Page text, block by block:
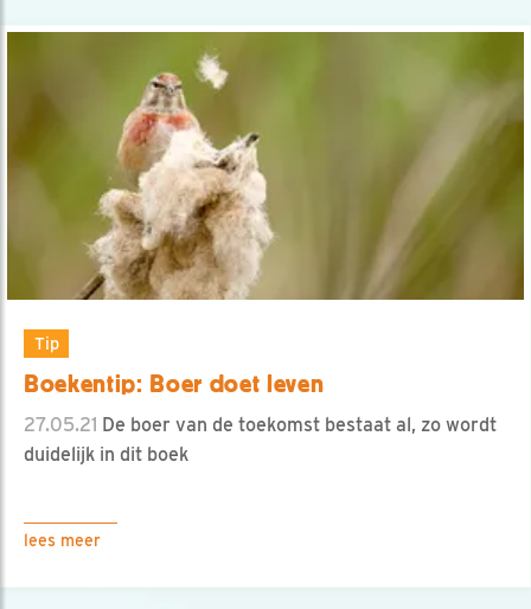
Tip
Boekentip: Boer doet leven
27.05.21 De boer van de toekomst bestaat al, zo wordt
duidelijk in dit boek
lees meer